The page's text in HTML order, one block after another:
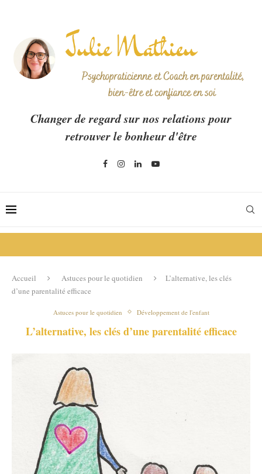
Changer de regard sur nos relations pour
retrouver le bonheur d'être
Accueil Astuces pour le quotidien
L’alternative, les clés
d’une parentalité efficace
Astuces pour le quotidien Développement de l'enfant
L’alternative, les clés d’une parentalité efficace